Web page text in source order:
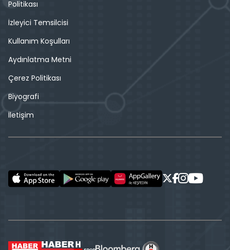
Politikası
İzleyici Temsilcisi
Kullanım Koşulları
Aydınlatma Metni
Çerez Politikası
Biyografi
İletişim